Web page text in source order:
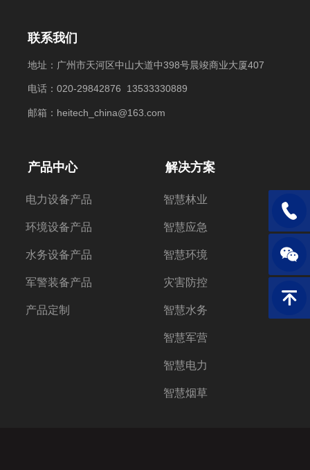
联系我们
地址：广州市天河区中山大道中398号晨竣商业大厦407
电话：020-29842876 13533330889
邮箱：heitech_china@163.com
产品中心
电力设备产品
环境设备产品
水务设备产品
军警装备产品
产品定制
解决方案
智慧林业
智慧应急
智慧环境
灾害防控
智慧水务
智慧军营
智慧电力
智慧烟草
电话
返回